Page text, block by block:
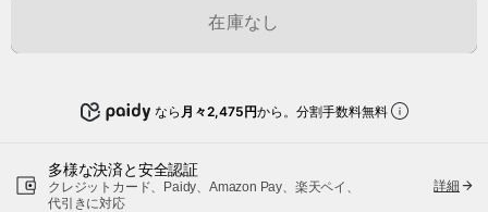
在庫なし
なら 月々2,475円から。分割手数料無料
多様な決済と安全認証
クレジットカード、Paidy、Amazon Pay、楽天ペイ、
代引きに対応
詳細